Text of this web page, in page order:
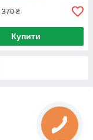
370 ₴
Купити